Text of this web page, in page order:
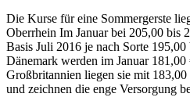
Die Kurse für eine Sommergerste
Oberrhein Im Januar bei 205,00 bis
Basis Juli 2016 je nach Sorte
Dänemark werden im Januar 181,00
Großbritannien liegen sie mit
und zeichnen die enge Versorgung